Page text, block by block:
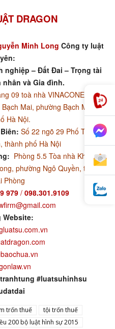
DRAGON
Minh Long Công ty luật
nghiệp – Đất Đai – Trọng tài
và Gia đình.
09 toà nhà VINACONEX
Mai, phường Bạch Mai,
Hà Nội.
Số 22 ngõ 29 Phố Trạm,
thành phố Hà Nội
Phòng 5.5 Tòa nhà Khánh
phường Ngô Quyền, thành
Phòng
979/ 098.301.9109
Website:
#luatsuhinhsu
trốn thuế
tội trốn thuế
200 bộ luật hình sự 2015